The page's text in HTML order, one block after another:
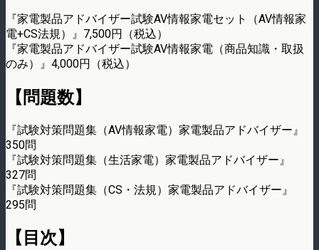
『家電製品アドバイザー試験AV情報家電セット（AV情報家
電+CS法規）』7,500円（税込）
『家電製品アドバイザー試験AV情報家電（商品知識・取扱
のみ）』4,000円（税込）
【問題数】
『試験対策問題集（AV情報家電）家電製品アドバイザー』
350問
『試験対策問題集（生活家電）家電製品アドバイザー』
327問
『試験対策問題集（CS・法規）家電製品アドバイザー』
295問
【目次】